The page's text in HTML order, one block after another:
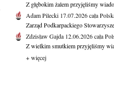
Z głębokim żalem przyjęliśmy
Adam Pilecki 17.07.2026cała
Zarząd Podkarpackiego
Zdzisław Gajda 12.06.2026cała
Z wielkim smutkiem przyjęliśmy
+ więcej